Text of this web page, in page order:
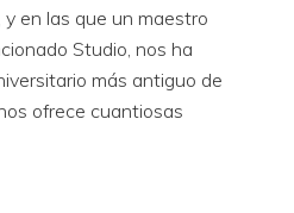
en las que un maestro
Studio, nos ha
más antiguo de
ofrece cuantiosas